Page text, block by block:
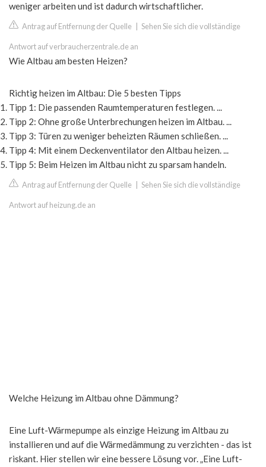
weniger arbeiten und ist dadurch wirtschaftlicher.
Antrag auf Entfernung der Quelle Sehen Sie sich die vollständige
Antwort auf verbraucherzentrale.de an
Wie Altbau am besten Heizen?
Richtig heizen im Altbau: Die 5 besten Tipps
Tipp 1: Die passenden Raumtemperaturen festlegen. ...
Tipp 2: Ohne große Unterbrechungen heizen im Altbau. ...
Tipp 3: Türen zu weniger beheizten Räumen schließen. ...
Tipp 4: Mit einem Deckenventilator den Altbau heizen. ...
Tipp 5: Beim Heizen im Altbau nicht zu sparsam handeln.
Antrag auf Entfernung der Quelle Sehen Sie sich die vollständige
Antwort auf heizung.de an
Welche Heizung im Altbau ohne Dämmung?
Eine Luft-Wärmepumpe als einzige Heizung im Altbau zu
installieren und auf die Wärmedämmung zu verzichten - das ist
riskant. Hier stellen wir eine bessere Lösung vor. „Eine Luft-